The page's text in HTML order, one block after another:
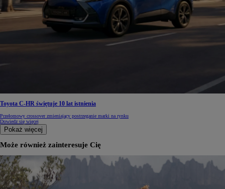
Toyota C-HR świętuje 10 lat istnienia
Przełomowy crossover zmieniający postrzeganie marki na rynku
Dowiedz się więcej
Pokaż więcej
Może również zainteresuje Cię